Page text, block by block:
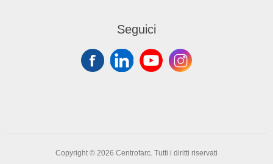
Seguici
Copyright © 2026 Centrofarc. Tutti i diritti riservati